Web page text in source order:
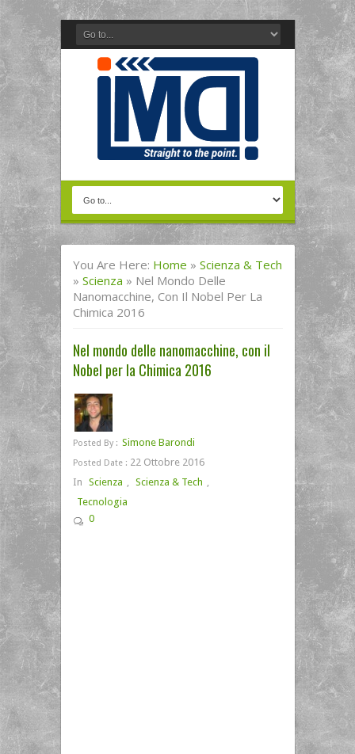
You Are Here: Home » Scienza & Tech
» Scienza » Nel Mondo Delle
Nanomacchine, Con Il Nobel Per La
Chimica 2016
Nel mondo delle nanomacchine, con il
Nobel per la Chimica 2016
Posted By : Simone Barondi
Posted Date : 22 Ottobre 2016
In Scienza , Scienza & Tech ,
Tecnologia
0